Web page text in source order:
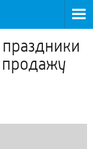
продажу